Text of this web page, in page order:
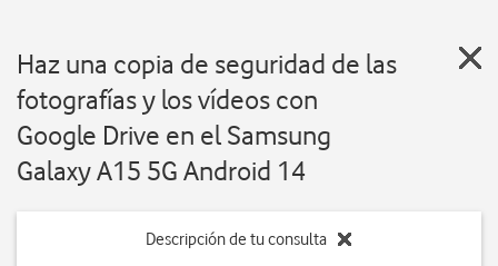
Haz una copia de seguridad de las
fotografías y los vídeos con
Google Drive en el Samsung
Galaxy A15 5G Android 14
Descripción de tu consulta